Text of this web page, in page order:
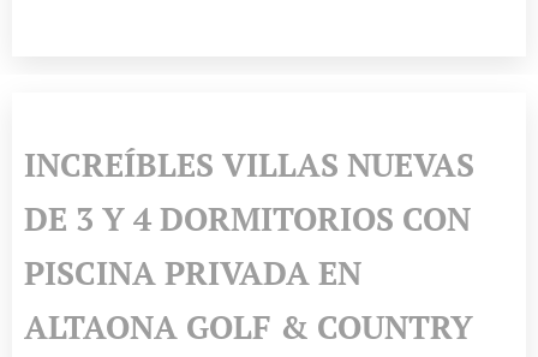
INCREÍBLES VILLAS NUEVAS
DE 3 Y 4 DORMITORIOS CON
PISCINA PRIVADA EN
ALTAONA GOLF & COUNTRY